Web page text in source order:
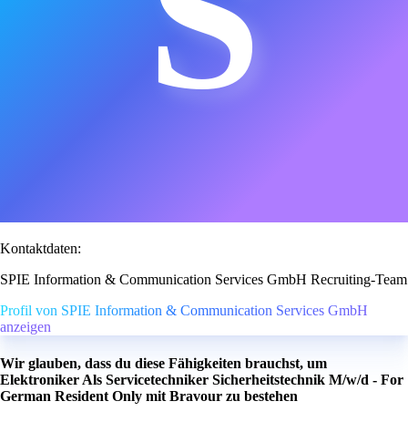
Kontaktdaten:
SPIE Information & Communication Services GmbH Recruiting-Team
Profil von SPIE Information & Communication Services GmbH
anzeigen
Wir glauben, dass du diese Fähigkeiten brauchst, um
Elektroniker Als Servicetechniker Sicherheitstechnik M/w/d - For
German Resident Only mit Bravour zu bestehen